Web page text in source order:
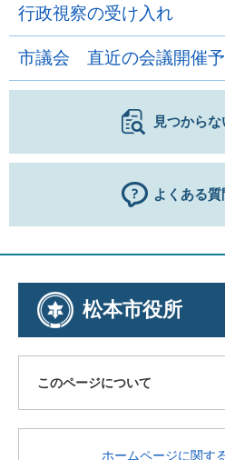
行政視察の受け入れ
市議会 直近の会議開催
見つから
よくある
松本市役所
このページについて
ホームページに関す